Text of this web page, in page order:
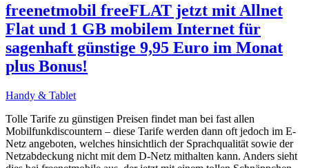
freenetmobil freeFLAT jetzt mit Allnet
Flat und 1 GB mobilem Internet für
sagenhaft günstige 9,95 Euro im Monat
plus Bonus!
Handy & Tablet
Tolle Tarife zu günstigen Preisen findet man bei fast allen
Mobilfunkdiscountern – diese Tarife werden dann oft jedoch im E-
Netz angeboten, welches hinsichtlich der Sprachqualität sowie der
Netzabdeckung nicht mit dem D-Netz mithalten kann. Anders sieht